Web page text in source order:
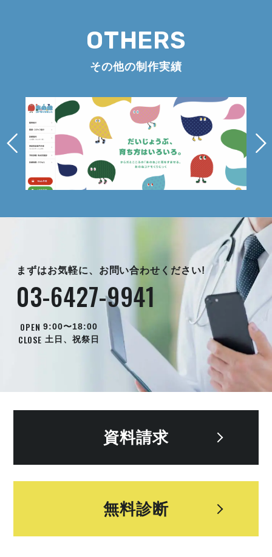
OTHERS
その他の制作実績
まずはお気軽に、お問い合わせください!
03-6427-9941
OPEN 9:00〜18:00
CLOSE 土日、祝祭日
資料請求
無料診断